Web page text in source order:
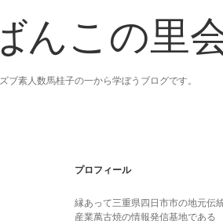
んこの里
素人数馬桂子の一から学ぼうブログです。
Sidebar
プロフィール
縁あって三重県四日市市の地元伝
産業萬古焼の情報発信基地である